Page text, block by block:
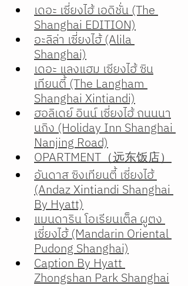
เดอะ เซี่ยงไฮ้ เอดิชั่น (The
Shanghai EDITION)
อะลิล่า เซี่ยงไฮ้ (Alila
Shanghai)
เดอะ แลงแฮม เซียงไฮ้ ซิน
เทียนตี้ (The Langham
Shanghai Xintiandi)
ฮอลิเดย์ อินน์ เซี่ยงไฮ้ ถนนนา
นกิง (Holiday Inn Shanghai
Nanjing Road)
OPARTMENT（远东饭店）
อันดาส ซิงเทียนตี้ เซี่ยงไฮ้
(Andaz Xintiandi Shanghai
By Hyatt)
แมนดาริน โอเรียนเต็ล ผูตง
เซี่ยงไฮ้ (Mandarin Oriental
Pudong Shanghai)
Caption By Hyatt
Zhongshan Park Shanghai